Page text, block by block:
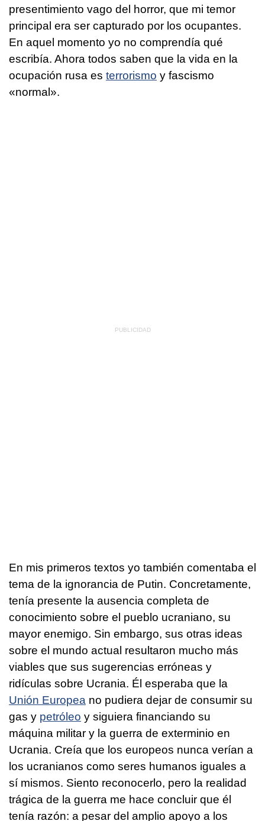
presentimiento vago del horror, que mi temor
principal era ser capturado por los ocupantes.
En aquel momento yo no comprendía qué
escribía. Ahora todos saben que la vida en la
ocupación rusa es terrorismo y fascismo
«normal».
En mis primeros textos yo también comentaba el
tema de la ignorancia de Putin. Concretamente,
tenía presente la ausencia completa de
conocimiento sobre el pueblo ucraniano, su
mayor enemigo. Sin embargo, sus otras ideas
sobre el mundo actual resultaron mucho más
viables que sus sugerencias erróneas y
ridículas sobre Ucrania. Él esperaba que la
Unión Europea no pudiera dejar de consumir su
gas y petróleo y siguiera financiando su
máquina militar y la guerra de exterminio en
Ucrania. Creía que los europeos nunca verían a
los ucranianos como seres humanos iguales a
sí mismos. Siento reconocerlo, pero la realidad
trágica de la guerra me hace concluir que él
tenía razón: a pesar del amplio apoyo a los